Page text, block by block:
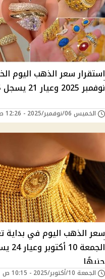
نوفمبر 2025 وعيار 21 يسجل 5325 جنيهًا
الخميس 06/نوفمبر/2025 - 12:26 ص
سعر الذهب اليوم في بداية
جنيهًا
الجمعة 10/أكتوبر/2025 - 10:15 ص